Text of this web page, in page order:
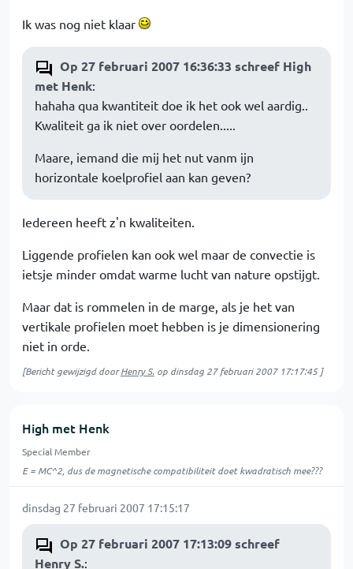
Ik was nog niet klaar
Op 27 februari 2007 16:36:33 schreef High
met Henk:
hahaha qua kwantiteit doe ik het ook wel aardig..
Kwaliteit ga ik niet over oordelen.....
Maare, iemand die mij het nut vanm ijn
horizontale koelprofiel aan kan geven?
Iedereen heeft z'n kwaliteiten.
Liggende profielen kan ook wel maar de convectie is
ietsje minder omdat warme lucht van nature opstijgt.
Maar dat is rommelen in de marge, als je het van
vertikale profielen moet hebben is je dimensionering
niet in orde.
[Bericht gewijzigd doorHenry S. op dinsdag 27 februari 2007 17:17:45]
High met Henk
Special Member
E = MC^2, dus de magnetische compatibiliteit doet kwadratisch mee???
dinsdag 27 februari 2007 17:15:17
Op 27 februari 2007 17:13:09 schreef
Henry S.: